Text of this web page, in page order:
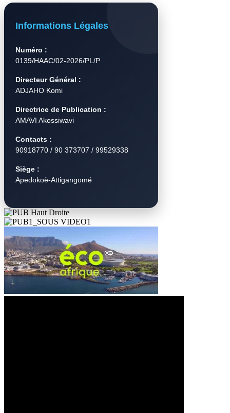
Informations Légales
Numéro :
0139/HAAC/02-2026/PL/P
Directeur Général :
ADJAHO Komi
Directrice de Publication :
AMAVI Akossiwavi
Contacts :
90918770 / 90 373707 / 99529338
Siège :
Apedokoè-Attigangomé